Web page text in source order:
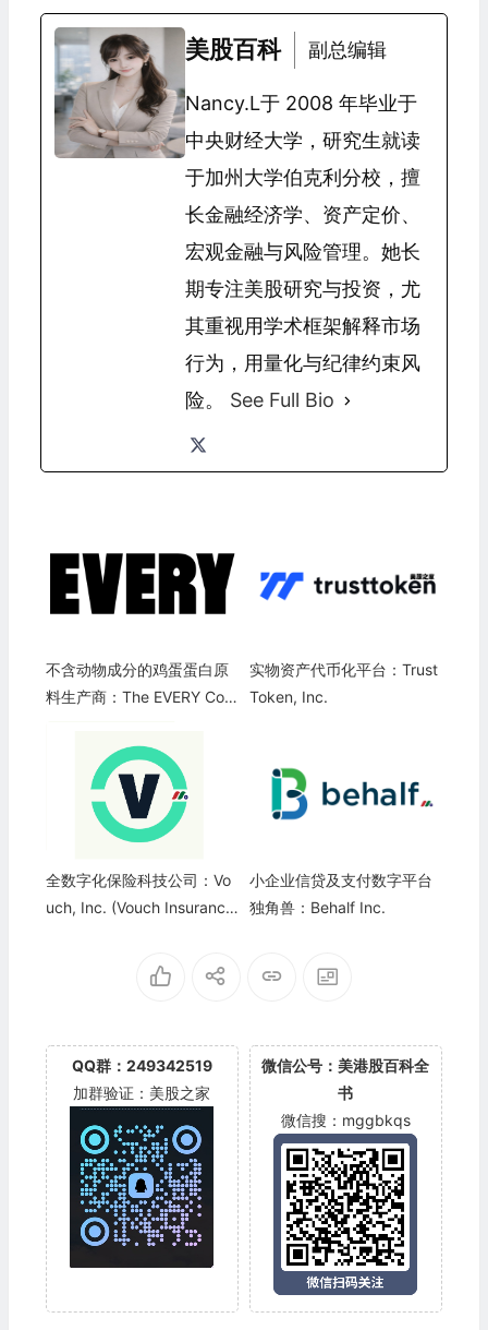
美股百科 副总编辑
Nancy.L于 2008 年毕业于
中央财经大学，研究生就读
于加州大学伯克利分校，擅
长金融经济学、资产定价、
宏观金融与风险管理。她长
期专注美股研究与投资，尤
其重视用学术框架解释市场
行为，用量化与纪律约束风
险。 See Full Bio
不含动物成分的鸡蛋蛋白原
料生产商：The EVERY Com
实物资产代币化平台：Trust
Token, Inc.
全数字化保险科技公司：Vo
uch, Inc. (Vouch Insuranc
小企业信贷及支付数字平台
独角兽：Behalf Inc.
QQ群：249342519
加群验证：美股之家
微信公号：美港股百科全
书
微信搜：mggbkqs